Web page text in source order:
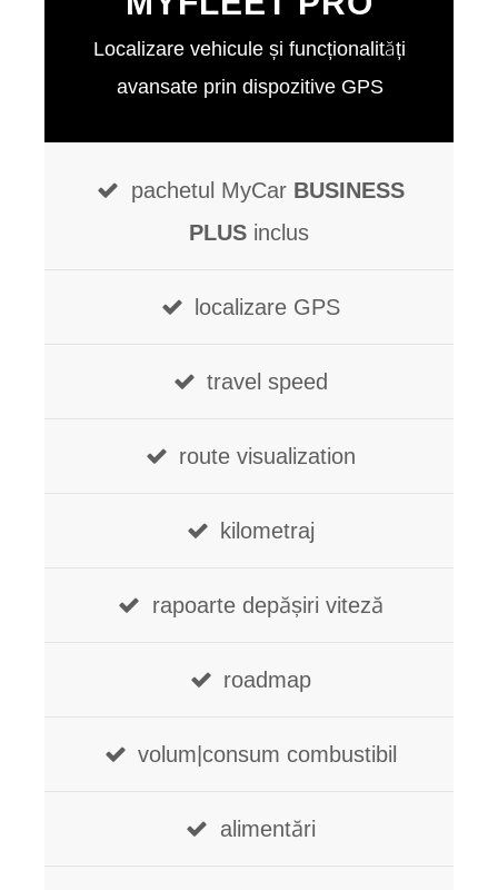
Localizare vehicule și funcționalități
avansate prin dispozitive GPS
pachetul MyCar BUSINESS
PLUS inclus
localizare GPS
travel speed
route visualization
kilometraj
rapoarte depășiri viteză
roadmap
volum|consum combustibil
alimentări